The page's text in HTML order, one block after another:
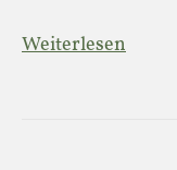
Weiterlesen